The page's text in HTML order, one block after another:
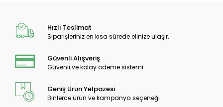
Hızlı Teslimat
Siparişleriniz en kısa sürede elinize ulaşır.
Güvenli Alışveriş
Güvenli ve kolay ödeme sistemi
Geniş Ürün Yelpazesi
Binlerce ürün ve kampanya seçeneği